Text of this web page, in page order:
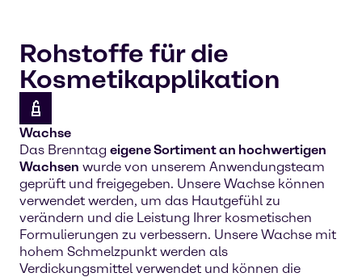
Rohstoffe für die
Kosmetikapplikation
Wachse
Das Brenntag eigene Sortiment an hochwertigen
Wachsen wurde von unserem Anwendungsteam
geprüft und freigegeben. Unsere Wachse können
verwendet werden, um das Hautgefühl zu
verändern und die Leistung Ihrer kosmetischen
Formulierungen zu verbessern. Unsere Wachse mit
hohem Schmelzpunkt werden als
Verdickungsmittel verwendet und können die